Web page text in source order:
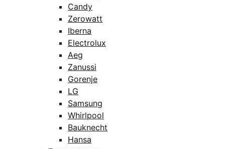
Candy
Zerowatt
Iberna
Electrolux
Aeg
Zanussi
Gorenje
LG
Samsung
Whirlpool
Bauknecht
Hansa